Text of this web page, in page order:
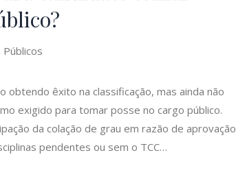
Públicos
êxito na classificação, mas ainda não
exigido para tomar posse no cargo público.
da colação de grau em razão de aprovação
pendentes ou sem o TCC…